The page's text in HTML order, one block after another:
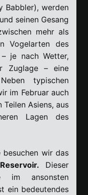
Babbler), werden
seinen Gesang
mehr als
Vogelarten des
je nach Wetter,
Zuglage – eine
typischen
im Februar auch
Asiens, aus
Lagen des
besuchen wir das
Dieser
im ansonsten
ein bedeutendes